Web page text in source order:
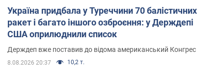
Україна придбала у Туреччини 70 балістичних
ракет і багато іншого озброєння: у Держдепі
США оприлюднили список
Держдеп вже поставив до відома американський Конгрес
8.08.2026 20:37 10,2 т.